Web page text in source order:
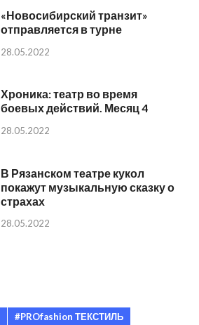
«Новосибирский транзит»
отправляется в турне
28.05.2022
Хроника: театр во время
боевых действий. Месяц 4
28.05.2022
В Рязанском театре кукол
покажут музыкальную сказку о
страхах
28.05.2022
#PROfashion ТЕКСТИЛЬ